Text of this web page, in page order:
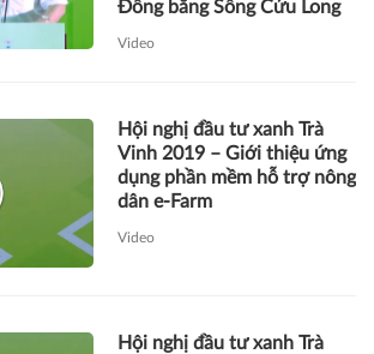
Đồng bằng Sông Cửu Long
Video
Hội nghị đầu tư xanh Trà
Vinh 2019 – Giới thiệu ứng
dụng phần mềm hỗ trợ nông
dân e-Farm
Video
Hội nghị đầu tư xanh Trà